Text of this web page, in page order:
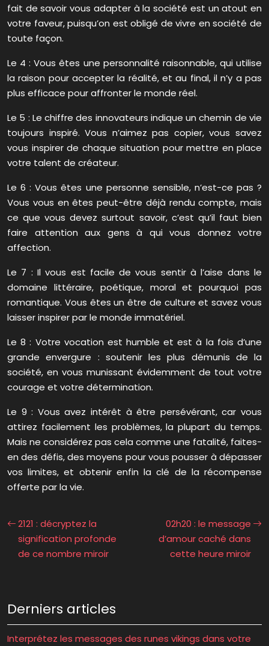
fait de savoir vous adapter à la société est un atout en
votre faveur, puisqu’on est obligé de vivre en société de
toute façon.
Le 4 : Vous êtes une personnalité raisonnable, qui utilise
la raison pour accepter la réalité, et au final, il n’y a pas
plus efficace pour affronter le monde réel.
Le 5 : Le chiffre des innovateurs indique un chemin de vie
toujours inspiré. Vous n’aimez pas copier, vous savez
vous inspirer de chaque situation pour mettre en place
votre talent de créateur.
Le 6 : Vous êtes une personne sensible, n’est-ce pas ?
Vous vous en êtes peut-être déjà rendu compte, mais
ce que vous devez surtout savoir, c’est qu’il faut bien
faire attention aux gens à qui vous donnez votre
affection.
Le 7 : Il vous est facile de vous sentir à l’aise dans le
domaine littéraire, poétique, moral et pourquoi pas
romantique. Vous êtes un être de culture et savez vous
laisser inspirer par le monde immatériel.
Le 8 : Votre vocation est humble et est à la fois d’une
grande envergure : soutenir les plus démunis de la
société, en vous munissant évidemment de tout votre
courage et votre détermination.
Le 9 : Vous avez intérêt à être persévérant, car vous
attirez facilement les problèmes, la plupart du temps.
Mais ne considérez pas cela comme une fatalité, faites-
en des défis, des moyens pour vous pousser à dépasser
vos limites, et obtenir enfin la clé de la récompense
offerte par la vie.
2121 : décryptez la
signification profonde
de ce nombre miroir
02h20 : le message
d’amour caché dans
cette heure miroir
Derniers articles
Interprétez les messages des runes vikings dans votre